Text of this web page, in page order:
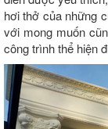
hơi thở của những
với mong muốn
công trình thể hiện